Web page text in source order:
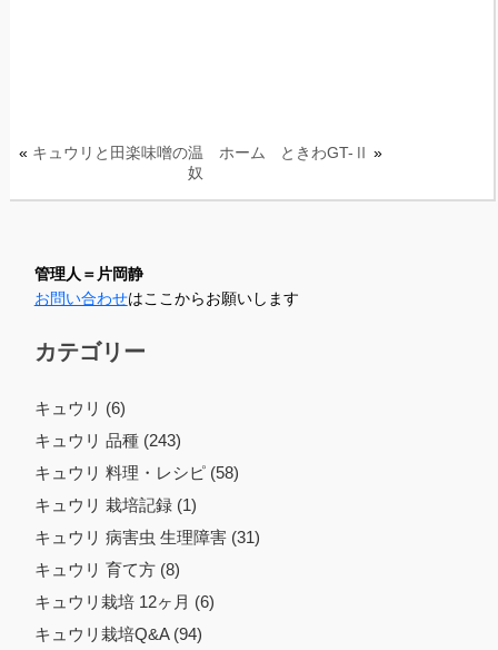
« キュウリと田楽味噌の温
奴
ホーム ときわGT-Ⅱ »
管理人＝片岡静
お問い合わせはここからお願いします
カテゴリー
キュウリ (6)
キュウリ 品種 (243)
キュウリ 料理・レシピ (58)
キュウリ 栽培記録 (1)
キュウリ 病害虫 生理障害 (31)
キュウリ 育て方 (8)
キュウリ栽培 12ヶ月 (6)
キュウリ栽培Q&A (94)